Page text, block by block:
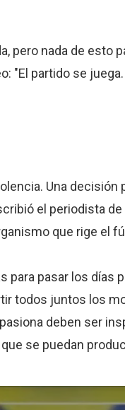
pero nada de esto
"El partido se
Una decisión
el periodista
que rige el
pasar los días
todos juntos los
deben ser
se puedan